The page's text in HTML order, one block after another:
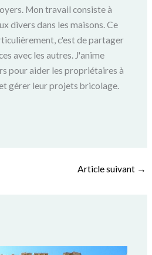
Mon travail consiste à
divers dans les maisons. Ce
c'est de partager
avec les autres. J'anime
pour aider les propriétaires à
gérer leur projets bricolage.
Article suivant →